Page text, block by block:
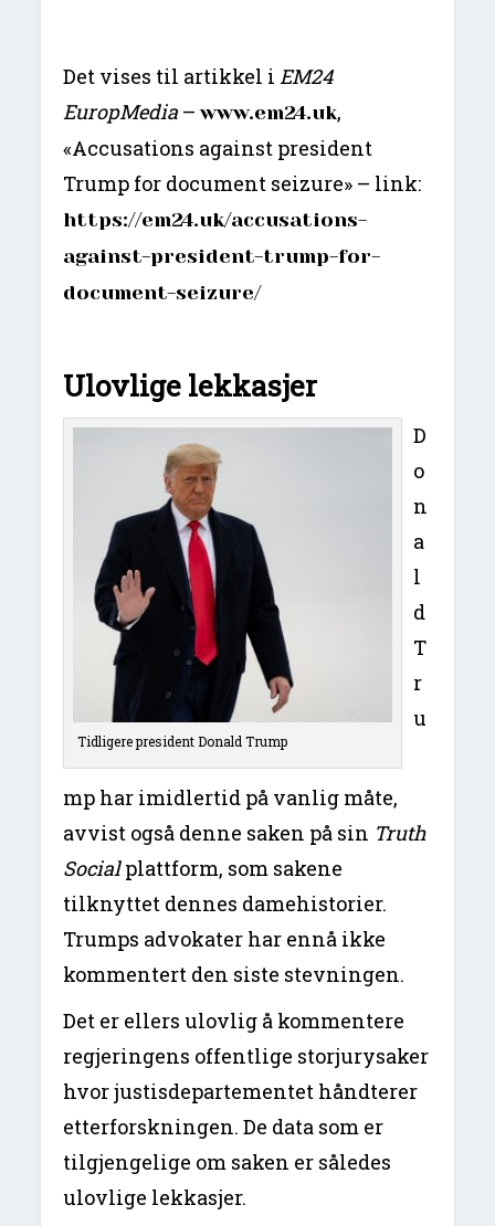
Det vises til artikkel iEM24
EuropMedia –www.em24.uk,
«Accusations against president
Trump for document seizure» – link:
https://em24.uk/accusations-
against-president-trump-for-
document-seizure/
Ulovlige lekkasjer
Tidligere president Donald Trump
D
o
n
a
l
d
T
r
u
mp har imidlertid på vanlig måte,
avvist også denne saken på sin Truth
Socialplattform, som sakene
tilknyttet dennes damehistorier.
Trumps advokater har ennå ikke
kommentert den siste stevningen.
Det er ellers ulovlig å kommentere
regjeringens offentlige storjurysaker
hvor justisdepartementet håndterer
etterforskningen. De data som er
tilgjengelige om saken er således
ulovlige lekkasjer.